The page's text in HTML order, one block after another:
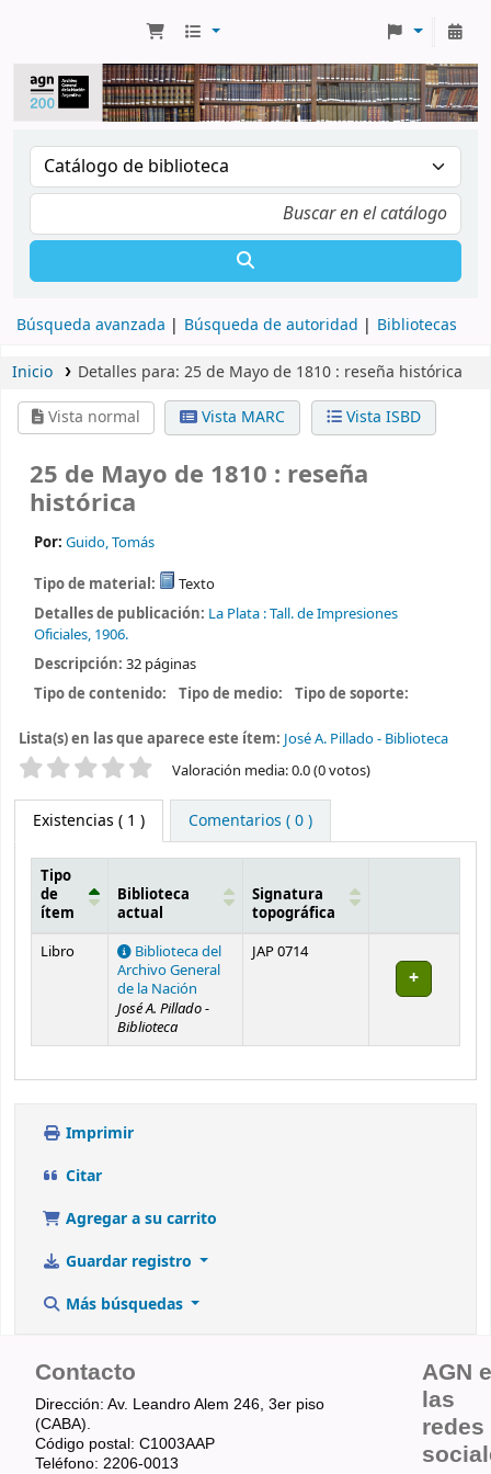
Búsqueda avanzada Búsqueda de autoridad Bibliotecas
Inicio Detalles para: 25 de Mayo de 1810 : reseña histórica
Vista normal
Vista MARC Vista ISBD
25 de Mayo de 1810 : reseña
histórica
Por: Guido, Tomás
Tipo de material:
Texto
Detalles de publicación: La Plata :Tall. de Impresiones
Oficiales, 1906.
Descripción: 32 páginas
Tipo de contenido:
Tipo de medio: Tipo de soporte:
Lista(s) en las que aparece este ítem: José A. Pillado - Biblioteca
Valoración Valoración media: 0.0 (0 votos)
Existencias ( 1 ) Comentarios ( 0 )
Existencias
Tipo
de
ítem
Biblioteca
actual
Signatura
topográfica
Libro
Biblioteca del
Archivo General
de la Nación
José A. Pillado -
Biblioteca
JAP 0714
Imprimir
Citar
Agregar a su carrito
Guardar registro
Más búsquedas
Contacto
Dirección: Av. Leandro Alem 246, 3er piso
(CABA).
Código postal: C1003AAP
Teléfono: 2206-0013
AGN
las
redes